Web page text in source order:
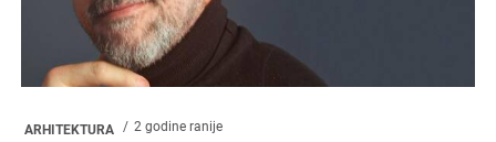
ARHITEKTURA 2 godine ranije